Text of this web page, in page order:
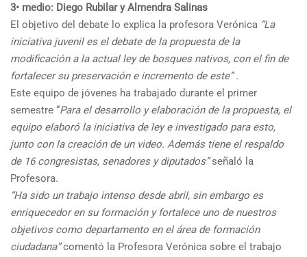
3• medio: Diego Rubilar y Almendra Salinas
El objetivo del debate lo explica la profesora Verónica “La
iniciativa juvenil es el debate de la propuesta de la
modificación a la actual ley de bosques nativos, con el fin de
fortalecer su preservación e incremento de este” .
Este equipo de jóvenes ha trabajado durante el primer
semestre “Para el desarrollo y elaboración de la propuesta, el
equipo elaboró la iniciativa de ley e investigado para esto,
junto con la creación de un video. Además tiene el respaldo
de 16 congresistas, senadores y diputados”señaló la
Profesora.
“Ha sido un trabajo intenso desde abril, sin embargo es
enriquecedor en su formación y fortalece uno de nuestros
objetivos como departamento en el área de formación
ciudadana”comentó la Profesora Verónica sobre el trabajo